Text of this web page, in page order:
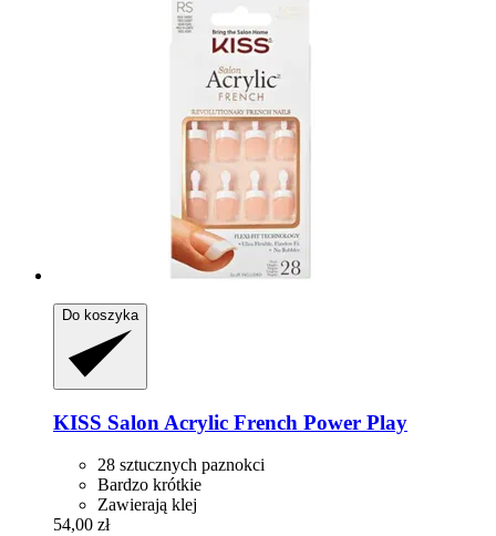
Do koszyka
KISS Salon Acrylic French Power Play
28 sztucznych paznokci
Bardzo krótkie
Zawierają klej
54,00 zł